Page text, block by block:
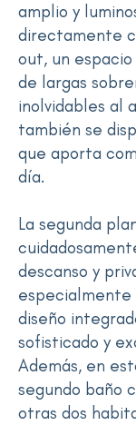
amplio y
directamente
out, un
de largas
inolvidables al
también se
que aporta
día.
La segunda
descanso y
especialmente
diseño
sofisticado y
Además, en
segundo baño
otras dos